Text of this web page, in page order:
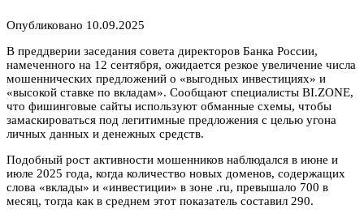
Опубликовано 10.09.2025
В преддверии заседания совета директоров Банка России,
намеченного на 12 сентября, ожидается резкое увеличение числа
мошеннических предложений о «выгодных инвестициях» и
«высокой ставке по вкладам». Сообщают специалисты BI.ZONE,
что фишинговые сайты используют обманные схемы, чтобы
замаскироваться под легитимные предложения с целью угона
личных данных и денежных средств.
Подобный рост активности мошенников наблюдался в июне и
июле 2025 года, когда количество новых доменов, содержащих
слова «вклады» и «инвестиции» в зоне .ru, превышало 700 в
месяц, тогда как в среднем этот показатель составил 290.